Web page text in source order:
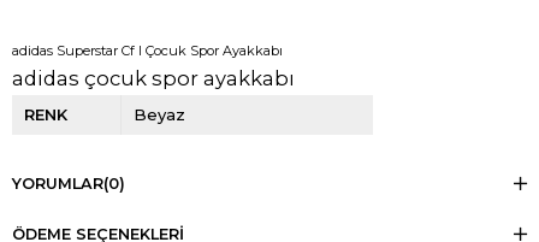
adidas Superstar Cf I Çocuk Spor Ayakkabı
adidas çocuk spor ayakkabı
RENK Beyaz
YORUMLAR(0)
ÖDEME SEÇENEKLERI